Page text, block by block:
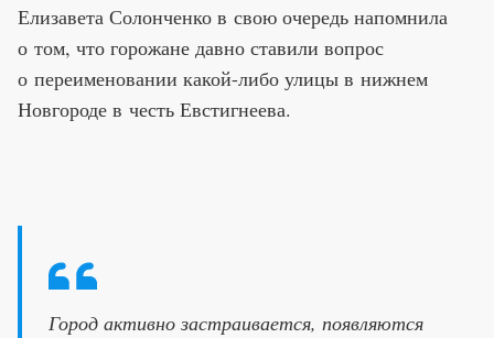
Елизавета Солонченко в свою очередь напомнила
о том, что горожане давно ставили вопрос
о переименовании какой-либо улицы в нижнем
Новгороде в честь Евстигнеева.
Город активно застраивается, появляются